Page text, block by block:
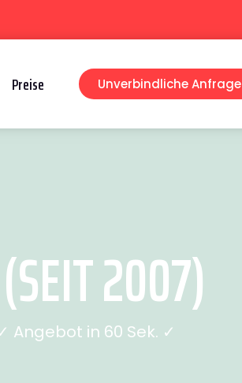
Preise Unverbindliche Anfrage
2007)
Angebot in 60 Sek. ✓